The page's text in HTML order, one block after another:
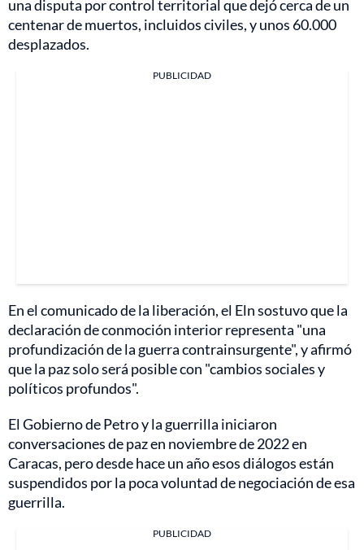
una disputa por control territorial que dejó cerca de un
centenar de muertos, incluidos civiles, y unos 60.000
desplazados.
PUBLICIDAD
En el comunicado de la liberación, el Eln sostuvo que la
declaración de conmoción interior representa "una
profundización de la guerra contrainsurgente", y afirmó
que la paz solo será posible con "cambios sociales y
políticos profundos".
El Gobierno de Petro y la guerrilla iniciaron
conversaciones de paz en noviembre de 2022 en
Caracas, pero desde hace un año esos diálogos están
suspendidos por la poca voluntad de negociación de esa
guerrilla.
PUBLICIDAD